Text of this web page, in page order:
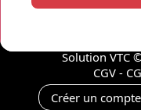
Solution VTC©
CGV -
Créer un